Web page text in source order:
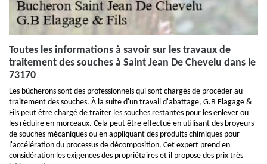
Toutes les informations à savoir sur les travaux de
traitement des souches à Saint Jean De Chevelu dans le
73170
Les bûcherons sont des professionnels qui sont chargés de procéder au
traitement des souches. À la suite d'un travail d'abattage, G.B Elagage &
Fils peut être chargé de traiter les souches restantes pour les enlever ou
les réduire en morceaux. Cela peut être effectué en utilisant des broyeurs
de souches mécaniques ou en appliquant des produits chimiques pour
l'accélération du processus de décomposition. Cet expert prend en
considération les exigences des propriétaires et il propose des prix très